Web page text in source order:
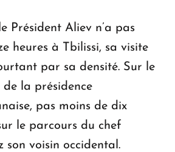
Président Aliev n’a pas
heures à Tbilissi, sa visite
par sa densité. Sur le
de la présidence
pas moins de dix
le parcours du chef
son voisin occidental.